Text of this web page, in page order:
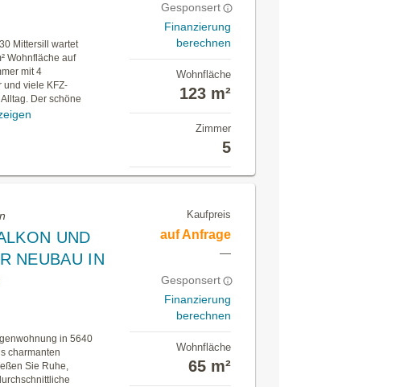
Mittersill wartet
Wohnfläche auf
mit 4
und viele KFZ-
Der schöne
Gesponsert
Finanzierung
berechnen
Wohnfläche
123 m²
Zimmer
5
UND
NEUBAU IN
in 5640
charmanten
Sie Ruhe,
Kaufpreis
auf Anfrage
—
Gesponsert
Finanzierung
berechnen
Wohnfläche
65 m²